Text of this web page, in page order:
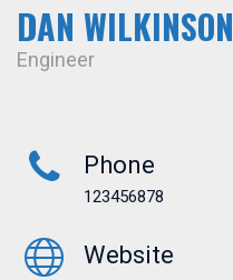
DAN WILKINSON
Engineer
Phone
123456878
Website